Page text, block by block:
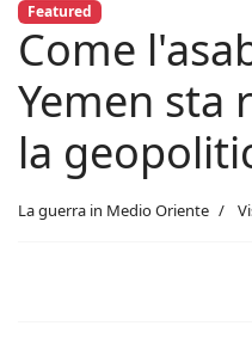
Featured
Come
Yemen sta
la
La guerra in Medio Oriente